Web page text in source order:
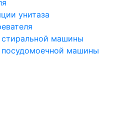
унитаза
машины
машины